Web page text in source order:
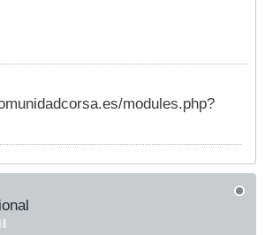
modules.php?